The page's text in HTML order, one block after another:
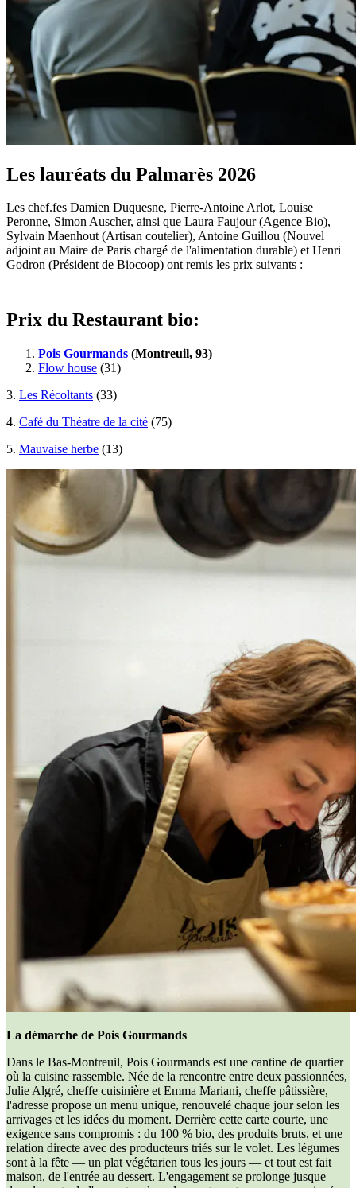
Les lauréats du Palmarès 2026
Les chef.fes Damien Duquesne, Pierre-Antoine Arlot, Louise
Peronne, Simon Auscher, ainsi que Laura Faujour (Agence Bio),
Sylvain Maenhout (Artisan coutelier), Antoine Guillou (Nouvel
adjoint au Maire de Paris chargé de l'alimentation durable) et Henri
Godron (Président de Biocoop) ont remis les prix suivants :
Prix du Restaurant bio:
Pois Gourmands (Montreuil, 93)
Flow house (31)
3. Les Récoltants (33)
4. Café du Théatre de la cité (75)
5. Mauvaise herbe (13)
La démarche de Pois Gourmands
Dans le Bas-Montreuil, Pois Gourmands est une cantine de quartier
où la cuisine rassemble. Née de la rencontre entre deux passionnées,
Julie Algré, cheffe cuisinière et Emma Mariani, cheffe pâtissière,
l'adresse propose un menu unique, renouvelé chaque jour selon les
arrivages et les idées du moment. Derrière cette carte courte, une
exigence sans compromis : du 100 % bio, des produits bruts, et une
relation directe avec des producteurs triés sur le volet. Les légumes
sont à la fête — un plat végétarien tous les jours — et tout est fait
maison, de l'entrée au dessert. L'engagement se prolonge jusque